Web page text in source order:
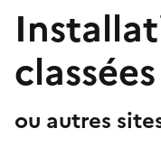
classées
ou autres